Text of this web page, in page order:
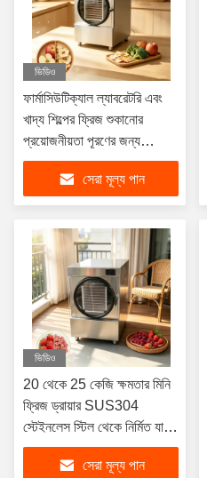
ভিডিও
ফার্মাসিউটিক্যাল ল্যাবরেটরি এবং
খাদ্য শিল্পের ফ্রিজ শুকানোর
প্রয়োজনীয়তা পূরণের জন্য
ডিজাইন করা মাঝারি 3600W
ছোট ফ্রিজ শুকানোর যন্ত্র
সেরা মূল্য পান
ভিডিও
20 থেকে 25 কেজি ক্ষমতার মিনি
ফ্রিজ ড্রায়ার SUS304
স্টেইনলেস স্টিল থেকে নির্মিত যা
দীর্ঘস্থায়ী কর্মক্ষমতা এবং
নির্ভরযোগ্যতা নিশ্চিত করে
সেরা মূল্য পান